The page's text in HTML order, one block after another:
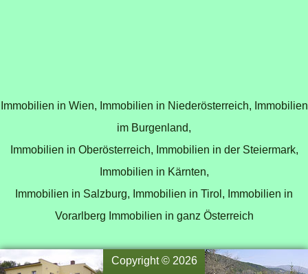
Immobilien in Wien, Immobilien in Niederösterreich, Immobilien
im Burgenland,
Immobilien in Oberösterreich, Immobilien in der Steiermark,
Immobilien in Kärnten,
Immobilien in Salzburg, Immobilien in Tirol, Immobilien in
Vorarlberg Immobilien in ganz Österreich
Copyright © 2026